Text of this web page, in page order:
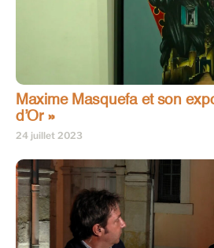
Maxime Masquefa et son
d’Or »
24 juillet 2023